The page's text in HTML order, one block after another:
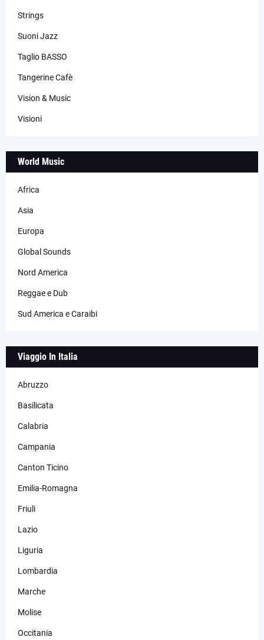
Strings
Suoni Jazz
Taglio BASSO
Tangerine Cafè
Vision & Music
Visioni
World Music
Africa
Asia
Europa
Global Sounds
Nord America
Reggae e Dub
Sud America e Caraibi
Viaggio In Italia
Abruzzo
Basilicata
Calabria
Campania
Canton Ticino
Emilia-Romagna
Friuli
Lazio
Liguria
Lombardia
Marche
Molise
Occitania